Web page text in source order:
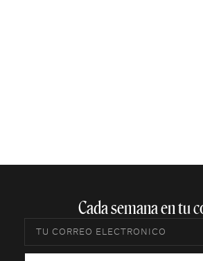
Cada semana en tu